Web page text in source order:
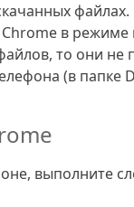
в
то они
(в папке
выполните